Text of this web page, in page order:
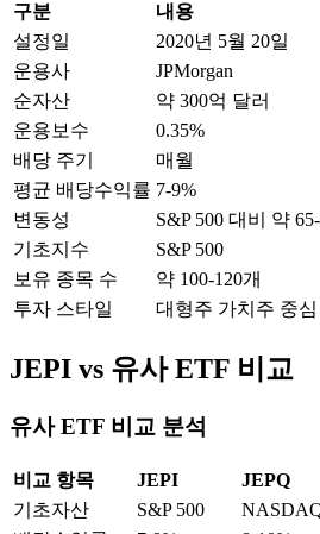
구분
내용
설정일
2020년 5월 20일
운용사
JPMorgan
순자산
약 300억 달러
운용보수
0.35%
배당 주기
매월
평균 배당수익률 7-9%
변동성
S&P 500 대비 약
기초지수
S&P 500
보유 종목 수
약 100-120개
투자 스타일
대형주 가치주 중심
JEPI vs 유사 ETF 비교
유사 ETF 비교 분석
비교 항목 JEPI JEPQ
기초자산
S&P 500